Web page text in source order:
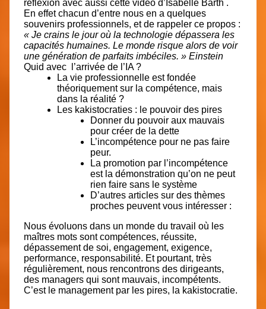
réflexion avec aussi cette vidéo d’Isabelle Barth .
En effet chacun d’entre nous en a quelques
souvenirs professionnels, et de rappeler ce propos :
« Je crains le jour où la technologie dépassera les
capacités humaines. Le monde risque alors de voir
une génération de parfaits imbéciles. » Einstein
Quid avec l’arrivée de l’IA ?
La vie professionnelle est fondée
théoriquement sur la compétence, mais
dans la réalité ?
Les kakistocraties : le pouvoir des pires
Donner du pouvoir aux mauvais
pour créer de la dette
L’incompétence pour ne pas faire
peur.
La promotion par l’incompétence
est la démonstration qu’on ne peut
rien faire sans le système
D’autres articles sur des thèmes
proches peuvent vous intéresser :
Nous évoluons dans un monde du travail où les
maîtres mots sontcompétences, réussite,
dépassement de soi, engagement, exigence,
performance, responsabilité. Et pourtant, très
régulièrement, nous rencontrons des dirigeants,
des managers qui sont mauvais, incompétents.
C’est le management par les pires, la kakistocratie.